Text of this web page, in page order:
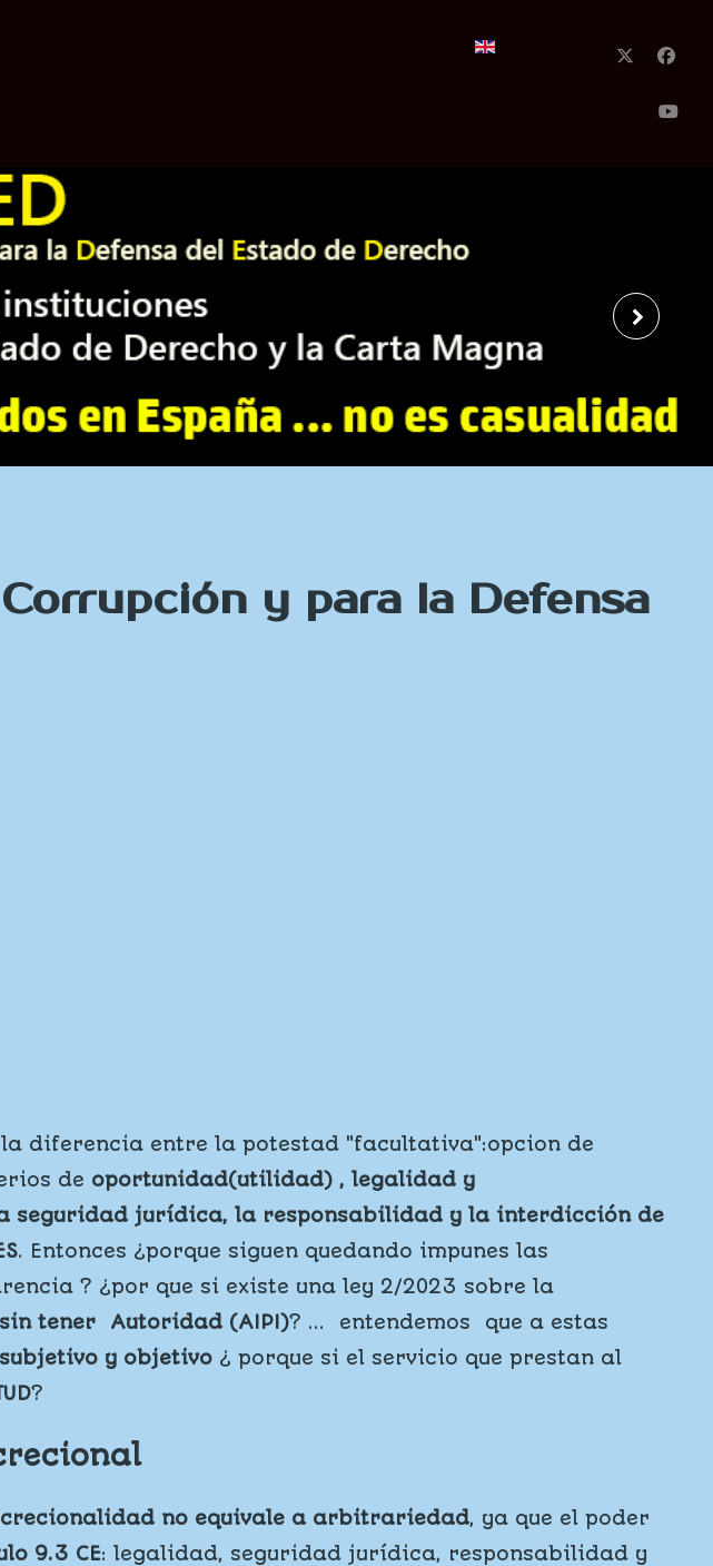
Seleccione su idioma
y para la Defensa
diferencia entre la potestad "facultativa":opcion de
de oportunidad(utilidad) , legalidad y
seguridad jurídica, la responsabilidad y la interdicción de
. Entonces ¿porque siguen quedando impunes las
? ¿por que si existe una ley 2/2023 sobre la
sin tener Autoridad (AIPI)? ... entendemos que a estas
y objetivo ¿ porque si el servicio que prestan al
?
no equivale a arbitrariedad, ya que el poder
9.3 CE: legalidad, seguridad jurídica, responsabilidad y